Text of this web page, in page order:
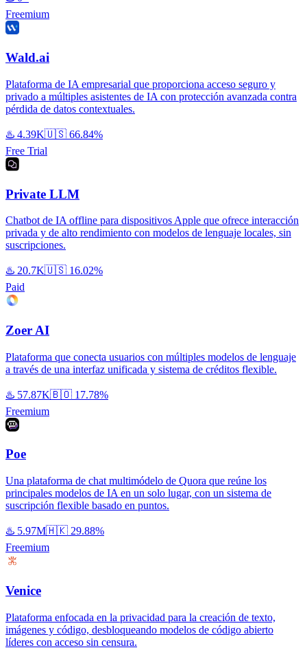
Freemium
Wald.ai
Plataforma de IA empresarial que proporciona acceso seguro y
privado a múltiples asistentes de IA con protección avanzada contra
pérdida de datos contextuales.
♨️ 4.39K🇺🇸 66.84%
Free Trial
Private LLM
Chatbot de IA offline para dispositivos Apple que ofrece interacción
privada y de alto rendimiento con modelos de lenguaje locales, sin
suscripciones.
♨️ 20.7K🇺🇸 16.02%
Paid
Zoer AI
Plataforma que conecta usuarios con múltiples modelos de lenguaje
a través de una interfaz unificada y sistema de créditos flexible.
♨️ 57.87K🇧🇴 17.78%
Freemium
Poe
Una plataforma de chat multimódelo de Quora que reúne los
principales modelos de IA en un solo lugar, con un sistema de
suscripción flexible basado en puntos.
♨️ 5.97M🇭🇰 29.88%
Freemium
Venice
Plataforma enfocada en la privacidad para la creación de texto,
imágenes y código, desbloqueando modelos de código abierto
líderes con acceso sin censura.